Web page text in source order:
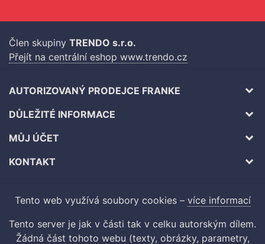
Člen skupiny TRENDO s.r.o.
Přejít na centrální eshop www.trendo.cz
AUTORIZOVANÝ PRODEJCE FRANKE
DŮLEŽITÉ INFORMACE
MŮJ ÚČET
KONTAKT
Tento web využívá soubory cookies – více informací
Tento server je jak v části tak v celku autorským dílem.
Žádná část tohoto webu (texty, obrázky, parametry,